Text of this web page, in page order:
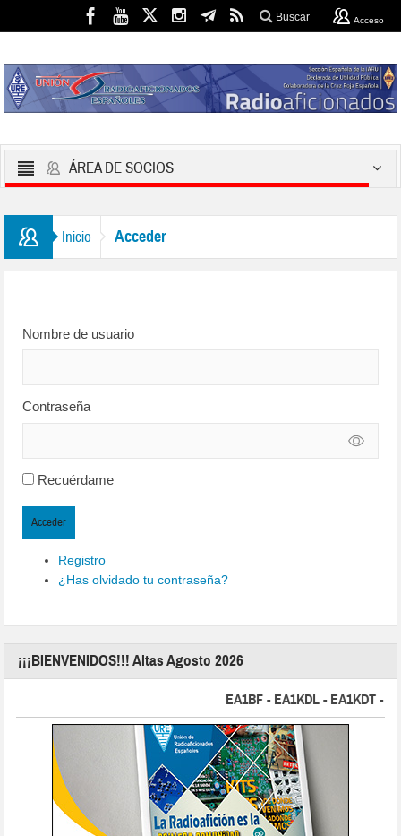
Buscar Acceso
ÁREA DE SOCIOS
Inicio Acceder
Nombre de usuario
Contraseña
Recuérdame
Acceder
Registro
¿Has olvidado tu contraseña?
¡¡¡BIENVENIDOS!!! Altas Agosto 2026
EA1BF - EA1KDL - EA1KDT -